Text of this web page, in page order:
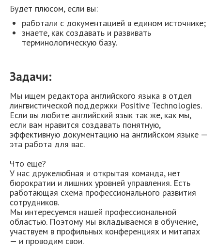
Будет плюсом, если вы:
работали с документацией в едином источнике;
знаете, как создавать и развивать
терминологическую базу.
Задачи:
Мы ищем редактора английского языка в отдел
лингвистической поддержки Positive Technologies.
Если вы любите английский язык так же, как мы,
если вам нравится создавать понятную,
эффективную документацию на английском языке —
эта работа для вас.
Что еще?
У нас дружелюбная и открытая команда, нет
бюрократии и лишних уровней управления. Есть
работающая схема профессионального развития
сотрудников.
Мы интересуемся нашей профессиональной
областью. Поэтому мы вкладываемся в обучение,
участвуем в профильных конференциях и митапах
— и проводим свои.